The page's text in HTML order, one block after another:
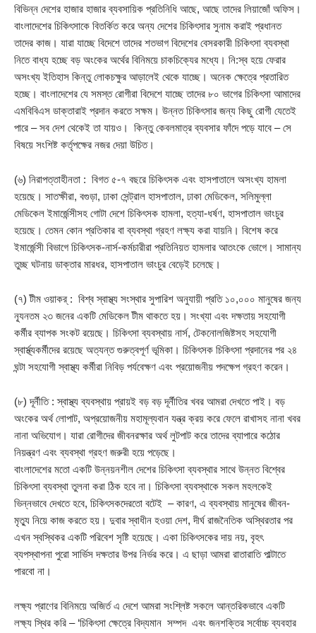
বিভিন্ন দেশের হাজার হাজার ব্যবসায়িক প্রতিনিধি আছে, আছে তাদের লিয়াজোঁ অফিস।
বাংলাদেশের চিকিৎসাকে বিতর্কিত করে অন্য দেশের চিকিৎসার সুনাম করাই প্রধানত
তাদের কাজ। যারা যাচ্ছে বিদেশে তাদের শতভাগ বিদেশের বেসরকারী চিকিৎসা ব্যবস্থা
নিতে বাধ্য হচ্ছে বড় অংকের অর্থের বিনিময়ে চাকচিক্যের মধ্যে। নি:স্ব হয়ে ফেরার
অসংখ্য ইতিহাস কিন্তু লোকচক্ষুর আড়ালেই থেকে যাচ্ছে। অনেক ক্ষেত্রে প্রতারিত
হচ্ছে। বাংলাদেশের যে সমস্ত রোগীরা বিদেশে যাচ্ছে তাদের ৮০ ভাগের চিকিৎসা আমাদের
এমবিবিএস ডাক্তারাই প্রদান করতে সক্ষম। উন্নত চিকিৎসার জন্য কিছু রোগী যেতেই
পারে – সব দেশ থেকেই তা যায়ও। কিন্তু কেবলমাত্র ব্যবসার ফাঁদে পড়ে যাবে – সে
বিষয়ে সংশিষ্ট কর্তৃপক্ষের নজর দেয়া উচিত।
(৬) নিরাপত্তাহীনতা : বিগত ৫-৭ বছরে চিকিৎসক এবং হাসপাতালে অসংখ্য হামলা
হয়েছে। সাতক্ষীরা, বগুড়া, ঢাকা সেন্ট্রাল হাসপাতাল, ঢাকা মেডিকেল, সলিমুল্লা
মেডিকেল ইমার্জেন্সীসহ গোটা দেশে চিকিৎসক হামলা, হত্যা-ধর্ষণ, হাসপাতাল ভাংচুর
হয়েছে। তেমন কোন প্রতিকার বা ব্যবস্থা গ্রহণ লক্ষ্য করা যায়নি। বিশেষ করে
ইমার্জেন্সী বিভাগে চিকিৎসক-নার্স-কর্মচারীরা প্রতিনিয়ত হামলার আতংকে ভোগে। সামান্য
তুচ্ছ ঘটনায় ডাক্তার মারধর, হাসপাতাল ভাংচুর বেড়েই চলেছে।
(৭) টীম ওয়াকর্ : বিশ্ব স্বাস্থ্য সংস্থার সুপারিশ অনুযায়ী প্রতি ১০,০০০ মানুষের জন্য
ন্যূনতম ২৩ জনের একটি মেডিকেল টীম থাকতে হয়। সংখ্যা এবং দক্ষতায় সহযোগী
কর্মীর ব্যাপক সংকট রয়েছে। চিকিৎসা ব্যবস্থায় নার্স, টেকনোলজিষ্টসহ সহযোগী
স্বার্স্থ্যকর্মীদের রয়েছে অত্যন্ত গুরুত্বপূর্ণ ভূমিকা। চিকিৎসক চিকিৎসা প্রদানের পর ২৪
ঘন্টা সহযোগী স্বাস্থ্য কর্মীরা নিবিড় পর্যবেক্ষণ এবং প্রয়োজনীয় পদক্ষেপ গ্রহণ করেন।
(৮) দূর্নীতি : স্বাস্থ্য ব্যবস্থায় প্রায়ই বড় বড় দূর্নীতির খবর আমরা দেখতে পাই। বড়
অংকের অর্থ লোপাট, অপ্রয়োজনীয় মহামূল্যবান যন্ত্র ক্রয় করে ফেলে রাখাসহ নানা খবর
নানা অভিযোগ। যারা রোগীদের জীবনরক্ষার অর্থ লুটপাট করে তাদের ব্যাপারে কঠোর
নিয়ন্ত্রণ এবং ব্যবস্থা গ্রহণ জরুরী হয়ে পড়েছে।
বাংলাদেশের মতো একটি উন্নয়নশীল দেশের চিকিৎসা ব্যবস্থার সাথে উন্নত বিশ্বের
চিকিৎসা ব্যবস্থা তুলনা করা ঠিক হবে না। চিকিৎসা ব্যবস্থাকে সকল মহলকেই
ভিন্নভাবে দেখতে হবে, চিকিৎসকদেরতো বটেই – কারণ, এ ব্যবস্থায় মানুষের জীবন-
মৃত্যু নিয়ে কাজ করতে হয়। দুবার স্বাধীন হওয়া দেশ, দীর্ঘ রাজনৈতিক অস্থিরতার পর
এখন স্বস্থিকর একটি পরিবেশ সৃষ্টি হয়েছে। একা চিকিৎসকের দায় নয়, বৃহৎ
ব্যপস্থাপনা পুরো সার্ভিস দক্ষতার উপর নির্ভর করে। এ ছাড়া আমরা রাতারাতি পাল্টাতে
পারবো না।
লক্ষ্য প্রাণের বিনিময়ে অজির্ত এ দেশে আমরা সংশ্লিষ্ট সকলে আন্তরিকভাবে একটি
লক্ষ্য স্থির করি – ‘চিকিৎসা ক্ষেত্রে বিদ্যমান সম্পদ এবং জনশক্তির সর্বোচ্চ ব্যবহার